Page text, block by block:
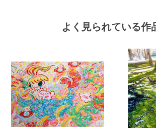
よく見られている作